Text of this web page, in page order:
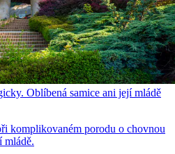
Oblíbená samice ani její mládě
komplikovaném porodu o chovnou
mládě.